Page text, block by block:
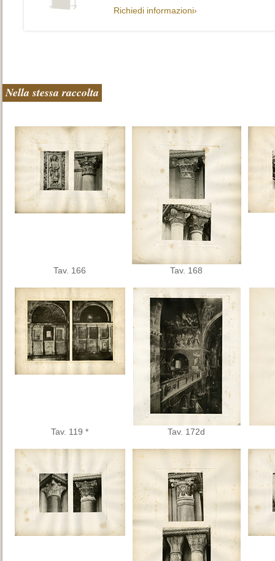
Richiedi informazioni›
Nella stessa raccolta
Tav. 166 Tav. 168
Tav. 119 * Tav. 172d